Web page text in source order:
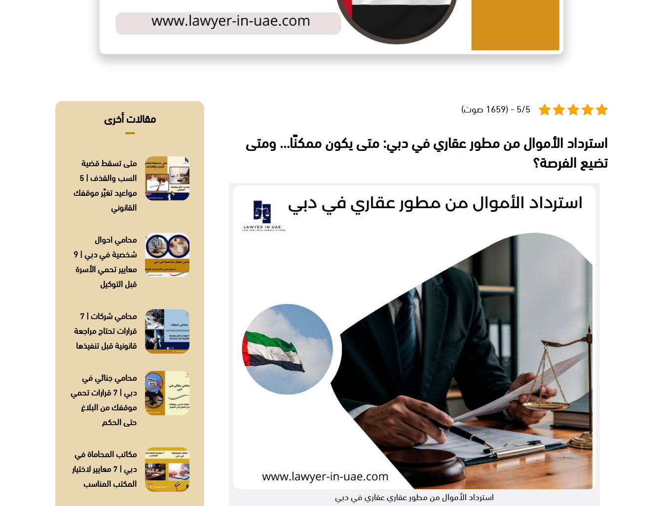
5/5 - (1659 صوت)
استرداد الأموال من مطور عقاري في دبي: متى يكون ممكنًا… ومتى
تضيع الفرصة؟
استرداد الأموال من مطور عقاري عقاري في دبي
مقالات أخرى
متى تسقط قضية
السب والقذف | 5
مواعيد تغيّر موقفك
القانوني
محامي احوال
شخصية في دبي | 9
معايير تحمي الأسرة
قبل التوكيل
محامي شركات | 7
قرارات تحتاج مراجعة
قانونية قبل تنفيذها
محامي جنائي في
دبي | 7 قرارات تحمي
موقفك من البلاغ
حتى الحكم
مكاتب المحاماة في
دبي | 7 معايير لاختيار
المكتب المناسب